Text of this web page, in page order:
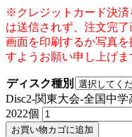
※クレジットカード決済
は送信されず、注文完了
画面を印刷するか写真
すようお願い申し上げま
ディスク種別
Disc2-関東大会-全国中
2022個
お買い物カゴに追加